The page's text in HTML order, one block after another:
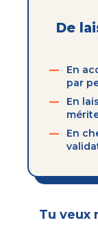
De
En
par
En
En
Tu veux